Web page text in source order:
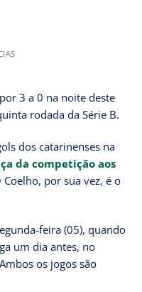
3 a 0 na noite deste
rodada da Série B.
dos catarinenses na
da competição aos
Coelho, por sua vez, é o
feira (05), quando
um dia antes, no
os jogos são